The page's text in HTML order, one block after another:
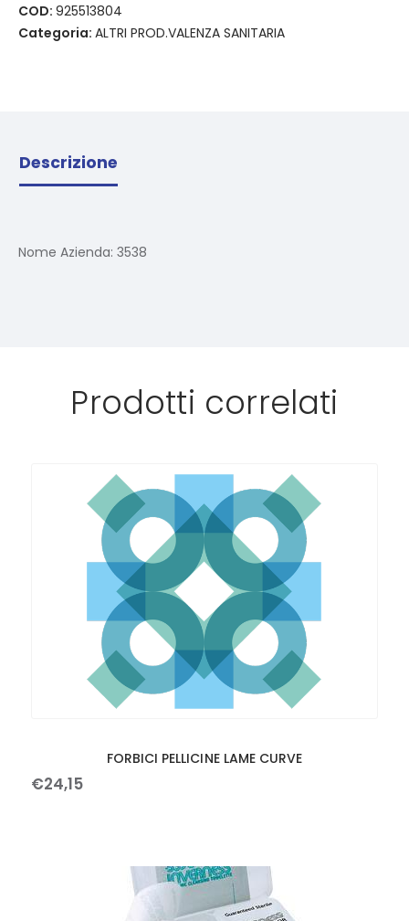
COD: 925513804
Categoria: ALTRI PROD.VALENZA SANITARIA
Descrizione
Nome Azienda: 3538
Prodotti correlati
FORBICI PELLICINE LAME CURVE
€24,15